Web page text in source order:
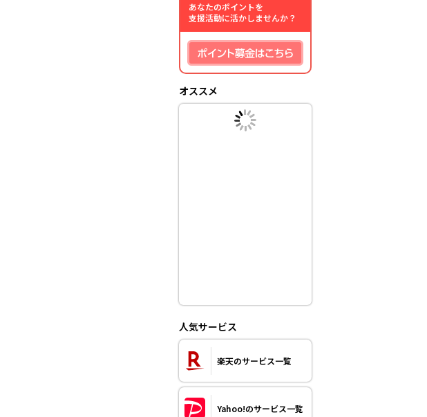
あなたのポイントを
支援活動に活かしませんか？
オススメ
人気サービス
楽天のサービス一覧
Yahoo!のサービス一覧